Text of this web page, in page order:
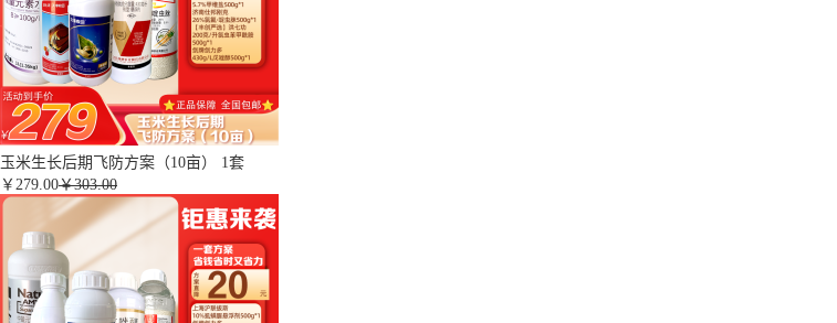
玉米生长后期飞防方案（10亩） 1套
￥ 279.00￥303.00